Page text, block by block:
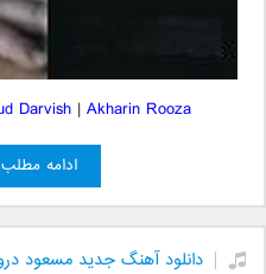
Darvish| Akharin Rooza
ادامه مطلب
دانلود آهنگ جدید مسعود